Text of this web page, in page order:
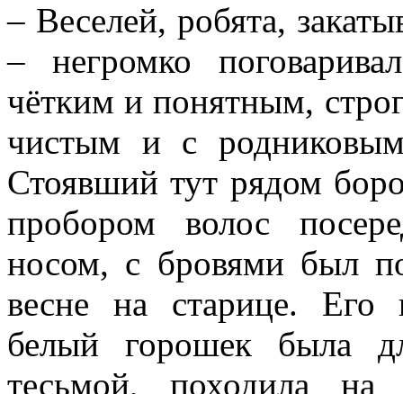
– Веселей, робята,
– негромко
чётким и понятным,
чистым и с
Стоявший тут рядом
пробором волос
носом, с бровями был
весне на старице. Его
белый горошек была
тесьмой, походила